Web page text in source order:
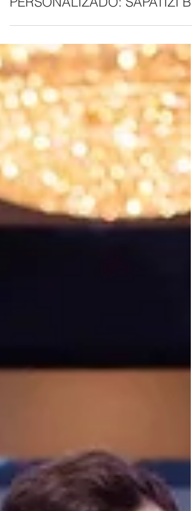
AO INVÉS DE CHINELO, QUE
TAL UM BRINDE
PERSONALIZADO: SAPATIZI BH